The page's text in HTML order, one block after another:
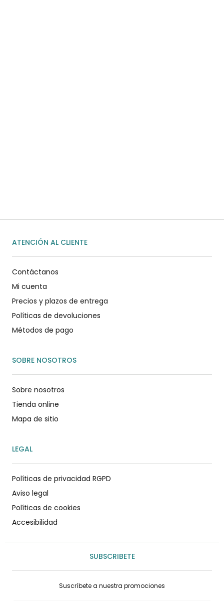
ATENCIÓN AL CLIENTE
Contáctanos
Mi cuenta
Precios y plazos de entrega
Políticas de devoluciones
Métodos de pago
SOBRE NOSOTROS
Sobre nosotros
Tienda online
Mapa de sitio
LEGAL
Políticas de privacidad RGPD
Aviso legal
Políticas de cookies
Accesibilidad
SUBSCRIBETE
Suscríbete a nuestra promociones